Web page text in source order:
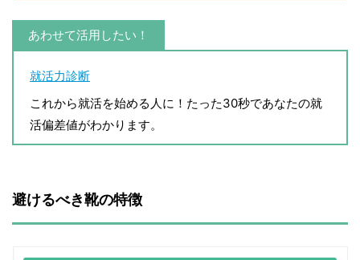
あわせて活用したい！
就活力診断
これから就活を始める人に！たった30秒であなたの就
活偏差値がわかります。
避けるべき靴の特徴